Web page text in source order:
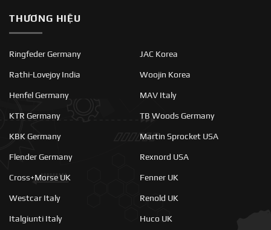
THƯƠNG HIỆU
Ringfeder Germany
Rathi-Lovejoy India
Henfel Germany
KTR Germany
KBK Germany
Flender Germany
Cross+Morse UK
Westcar Italy
Italgiunti Italy
JAC Korea
Woojin Korea
MAV Italy
TB Woods Germany
Martin Sprocket USA
Rexnord USA
Fenner UK
Renold UK
Huco UK